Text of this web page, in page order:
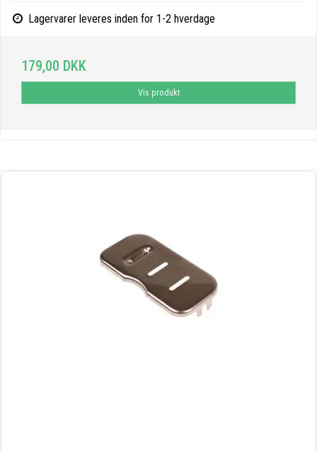
Lagervarer leveres inden for 1-2 hverdage
179,00 DKK
Vis produkt